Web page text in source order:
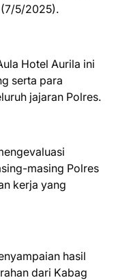
(7/5/2025).
Hotel Aurila ini
serta para
jajaran Polres.
masing Polres
kerja yang
hasil
dari Kabag